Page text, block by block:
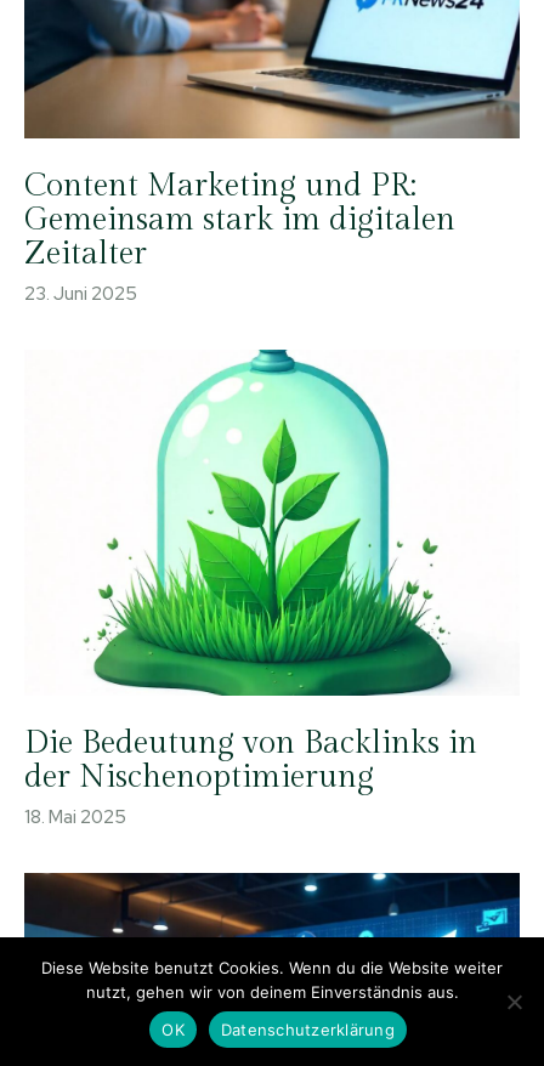
Content Marketing und PR:
Gemeinsam stark im digitalen
Zeitalter
23. Juni 2025
Die Bedeutung von Backlinks in
der Nischenoptimierung
18. Mai 2025
Diese Website benutzt Cookies. Wenn du die Website weiter
nutzt, gehen wir von deinem Einverständnis aus.
OK
Datenschutzerklärung